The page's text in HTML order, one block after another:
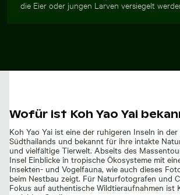
die Eier oder jungen Larven versiegelt
Wofür ist Koh Yao Yai
Koh Yao Yai ist eine der ruhigeren Inseln in
Südthailands und bekannt für ihre intakte
und vielfältige Tierwelt. Abseits des
Insel Einblicke in tropische Ökosysteme mit
Insekten- und Vogelfauna, wie auch dieses
beim Nestbau zeigt. Für Naturfotografen und
Fokus auf authentische Wildtieraufnahmen ist